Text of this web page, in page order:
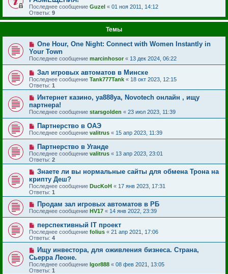
Последнее сообщение Guzel « 01 ноя 2011, 14:12
Ответы: 9
Темы
One Hour, One Night: Connect with Women Instantly in
Your Town
Последнее сообщение marcinhosor « 13 дек 2024, 06:22
Зал игровых автоматов в Минске
Последнее сообщение Tank777Tank « 18 окт 2023, 12:15
Ответы: 1
Интернет казино, ya888ya, Novotech онлайн , ищу
партнера!
Последнее сообщение starsgolden « 23 июл 2023, 11:39
Партнерство в ОАЭ
Последнее сообщение valitrus « 15 апр 2023, 11:39
Партнерство в Уганде
Последнее сообщение valitrus « 13 апр 2023, 23:01
Ответы: 2
Знаете ли вы нормальные сайты для обмена Трона на
крипту Деш?
Последнее сообщение DucKoH « 17 янв 2023, 17:31
Ответы: 1
Продам зал игровых автоматов в РБ
Последнее сообщение HV17 « 14 янв 2022, 23:39
перспективный IT проект
Последнее сообщение folius « 21 апр 2021, 17:06
Ответы: 4
Ищу инвестора, для оживления бизнеса. Страна,
Сьерра Леоне.
Последнее сообщение Igor888 « 08 фев 2021, 13:05
Ответы: 1